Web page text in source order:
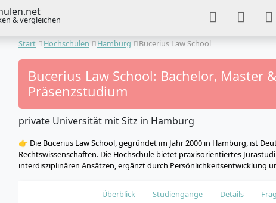
& vergleichen
Start Hochschulen Hamburg Bucerius Law School
Bucerius Law School: Bachelor, Master
Präsenzstudium
private Universität mit Sitz in Hamburg
👉 Die Bucerius Law School, gegründet im Jahr 2000 in Hamburg, ist
Rechtswissenschaften. Die Hochschule bietet praxisorientiertes
interdisziplinären Ansätzen, ergänzt durch Persönlichkeitsentwicklung
Überblick Studiengänge Details